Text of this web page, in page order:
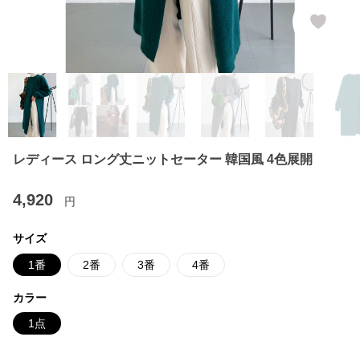
レディース ロング丈ニットセーター 韓国風 4色展開
4,920 円
サイズ
1番 2番 3番 4番
カラー
1点